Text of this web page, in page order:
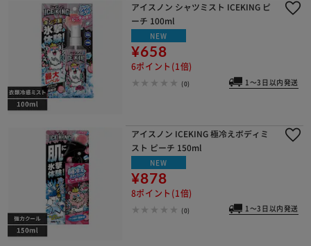
アイスノン シャツミスト ICEKING ピ
ーチ 100ml
NEW
¥658
6ポイント(1倍)
(0) 1～3日以内発送
アイスノン ICEKING 極冷えボディミ
スト ピーチ 150ml
NEW
¥878
8ポイント(1倍)
(0) 1～3日以内発送